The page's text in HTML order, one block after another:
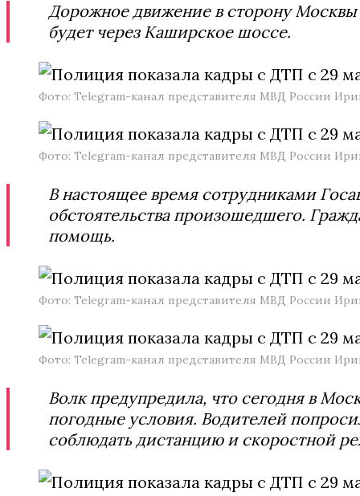
Дорожное движение в сторону
будет через Каширское шоссе.
Фото: Telegram-канал представителя МВД России
Фото: Telegram-канал представителя МВД России
В настоящее время сотрудниками
обстоятельства произошедшего.
помощь.
Фото: Telegram-канал представителя МВД России
Фото: Telegram-канал представителя МВД России
Волк предупредила, что сегодня в
погодные условия. Водителей
соблюдать дистанцию и скоростной